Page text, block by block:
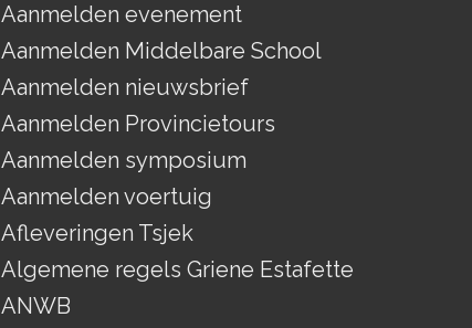
Aanmelden evenement
Aanmelden Middelbare School
Aanmelden nieuwsbrief
Aanmelden Provincietours
Aanmelden symposium
Aanmelden voertuig
Afleveringen Tsjek
Algemene regels Griene Estafette
ANWB